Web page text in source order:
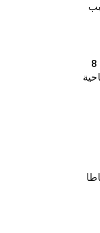
صندوق حماية المناطق السياحية يرصد 8